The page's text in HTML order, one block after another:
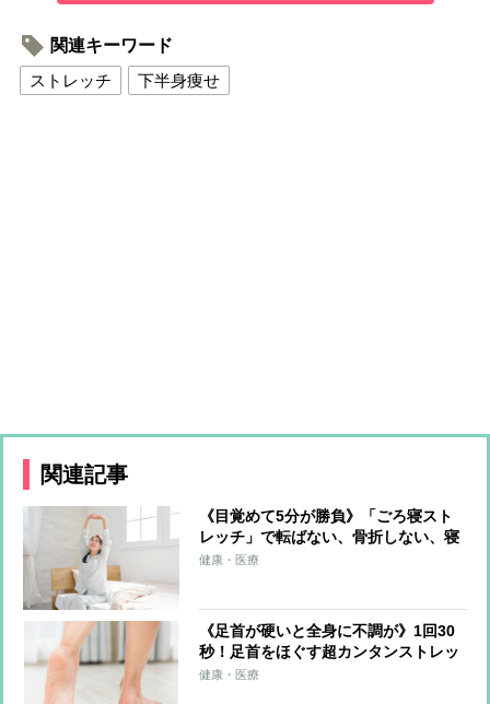
関連キーワード
ストレッチ
下半身痩せ
関連記事
《目覚めて5分が勝負》「ごろ寝スト
レッチ」で転ばない、骨折しない、寝
たきりにならない体に
健康・医療
《足首が硬いと全身に不調が》1回30
秒！足首をほぐす超カンタンストレッ
チ 足首を硬くしない習慣も紹介
健康・医療